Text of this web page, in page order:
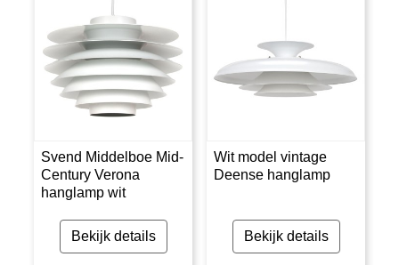
Svend Middelboe Mid-
Century Verona
hanglamp wit
Bekijk details
Wit model vintage
Deense hanglamp
Bekijk details